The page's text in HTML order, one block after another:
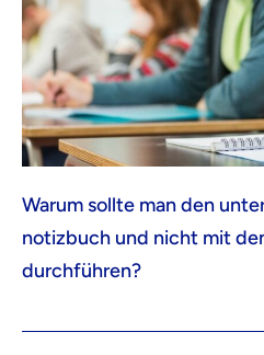
Warum sollte man den
notizbuch und nicht mit
durchführen?